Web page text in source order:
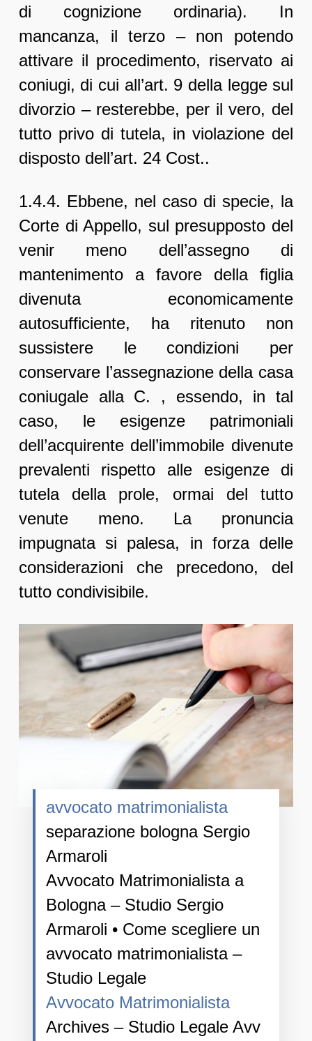
di cognizione ordinaria). In
mancanza, il terzo – non potendo
attivare il procedimento, riservato ai
coniugi, di cui all’art. 9 della legge sul
divorzio – resterebbe, per il vero, del
tutto privo di tutela, in violazione del
disposto dell’art. 24 Cost..
1.4.4. Ebbene, nel caso di specie, la
Corte di Appello, sul presupposto del
venir meno dell’assegno di
mantenimento a favore della figlia
divenuta economicamente
autosufficiente, ha ritenuto non
sussistere le condizioni per
conservare l’assegnazione della casa
coniugale alla C. , essendo, in tal
caso, le esigenze patrimoniali
dell’acquirente dell’immobile divenute
prevalenti rispetto alle esigenze di
tutela della prole, ormai del tutto
venute meno. La pronuncia
impugnata si palesa, in forza delle
considerazioni che precedono, del
tutto condivisibile.
avvocato matrimonialista
separazione bologna Sergio
Armaroli
Avvocato Matrimonialista a
Bologna – Studio Sergio
Armaroli • Come scegliere un
avvocato matrimonialista –
Studio Legale
Avvocato Matrimonialista
Archives – Studio Legale Avv